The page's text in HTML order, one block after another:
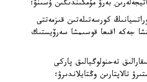
بەرۋ مۇمكىندىگىن ۇسىنۋ؛
كورسەتىلەتىن قىزمەتتى
جەكە اقىعا قوسىمشا سەرۆيستىك
تەحنولوگيالىق پاركى
تالاپتارىن وڭتايلاندىرۋ؛